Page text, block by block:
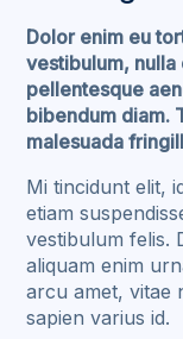
Dolor enim eu
vestibulum,
pellentesque
bibendum diam.
malesuada
Mi tincidunt elit,
etiam
vestibulum felis.
aliquam enim
arcu amet, vitae
sapien varius id.
Heading 3
Heading 4
Heading